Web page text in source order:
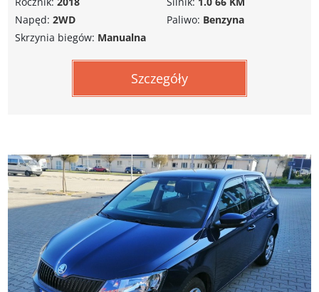
Napęd: 2WD
Paliwo: Benzyna
Skrzynia biegów: Manualna
Szczegóły